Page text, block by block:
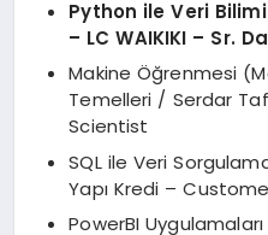
Python ile Veri
– LC WAIKIKI – Sr.
Makine Öğrenmesi
Temelleri / Serdar
Scientist
SQL ile Veri
Yapı Kredi –
PowerBI